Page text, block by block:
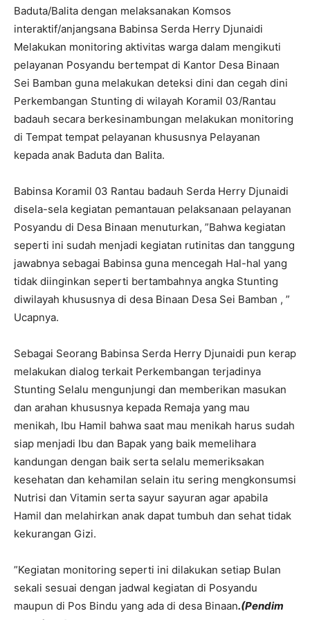
Baduta/Balita dengan melaksanakan Komsos
interaktif/anjangsana Babinsa Serda Herry Djunaidi
Melakukan monitoring aktivitas warga dalam mengikuti
pelayanan Posyandu bertempat di Kantor Desa Binaan
Sei Bamban guna melakukan deteksi dini dan cegah dini
Perkembangan Stunting di wilayah Koramil 03/Rantau
badauh secara berkesinambungan melakukan monitoring
di Tempat tempat pelayanan khususnya Pelayanan
kepada anak Baduta dan Balita.
Babinsa Koramil 03 Rantau badauh Serda Herry Djunaidi
disela-sela kegiatan pemantauan pelaksanaan pelayanan
Posyandu di Desa Binaan menuturkan, ”Bahwa kegiatan
seperti ini sudah menjadi kegiatan rutinitas dan tanggung
jawabnya sebagai Babinsa guna mencegah Hal-hal yang
tidak diinginkan seperti bertambahnya angka Stunting
diwilayah khususnya di desa Binaan Desa Sei Bamban , ”
Ucapnya.
Sebagai Seorang Babinsa Serda Herry Djunaidi pun kerap
melakukan dialog terkait Perkembangan terjadinya
Stunting Selalu mengunjungi dan memberikan masukan
dan arahan khususnya kepada Remaja yang mau
menikah, Ibu Hamil bahwa saat mau menikah harus sudah
siap menjadi Ibu dan Bapak yang baik memelihara
kandungan dengan baik serta selalu memeriksakan
kesehatan dan kehamilan selain itu sering mengkonsumsi
Nutrisi dan Vitamin serta sayur sayuran agar apabila
Hamil dan melahirkan anak dapat tumbuh dan sehat tidak
kekurangan Gizi.
”Kegiatan monitoring seperti ini dilakukan setiap Bulan
sekali sesuai dengan jadwal kegiatan di Posyandu
maupun di Pos Bindu yang ada di desa Binaan.(Pendim